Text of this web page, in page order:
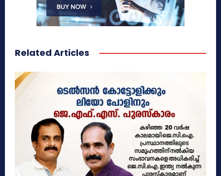
Related Articles